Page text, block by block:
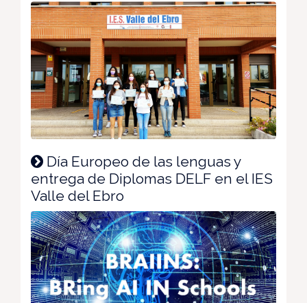
Día Europeo de las lenguas y
entrega de Diplomas DELF en el IES
Valle del Ebro